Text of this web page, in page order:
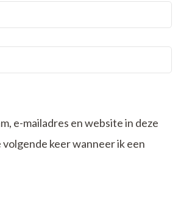
e-mailadres en website in deze
keer wanneer ik een